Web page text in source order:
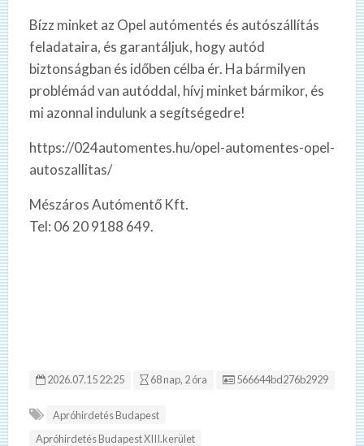
Bízz minket az Opel autómentés és autószállítás
feladataira, és garantáljuk, hogy autód
biztonságban és időben célba ér. Ha bármilyen
problémád van autóddal, hívj minket bármikor, és
mi azonnal indulunk a segítségedre!
https://024automentes.hu/opel-automentes-opel-
autoszallitas/
Mészáros Autómentő Kft.
Tel: 06 20 9188 649.
2026.07.15 22:25 68 nap, 2 óra Hirdetés ID:
566644bd276b2929
Apróhirdetés Budapest
Apróhirdetés Budapest XIII.kerület